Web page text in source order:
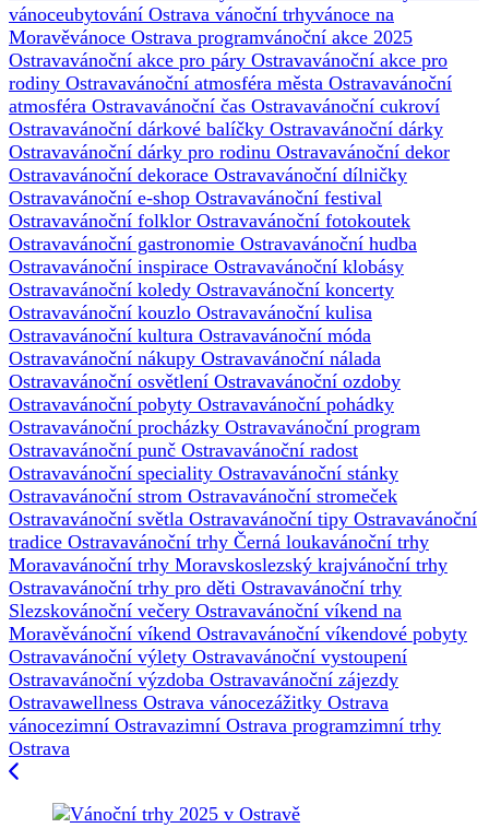
vánoceubytování Ostrava vánoční trhyvánoce na
Moravěvánoce Ostrava programvánoční akce 2025
Ostravavánoční akce pro páry Ostravavánoční akce pro
rodiny Ostravavánoční atmosféra města Ostravavánoční
atmosféra Ostravavánoční čas Ostravavánoční cukroví
Ostravavánoční dárkové balíčky Ostravavánoční dárky
Ostravavánoční dárky pro rodinu Ostravavánoční dekor
Ostravavánoční dekorace Ostravavánoční dílničky
Ostravavánoční e-shop Ostravavánoční festival
Ostravavánoční folklor Ostravavánoční fotokoutek
Ostravavánoční gastronomie Ostravavánoční hudba
Ostravavánoční inspirace Ostravavánoční klobásy
Ostravavánoční koledy Ostravavánoční koncerty
Ostravavánoční kouzlo Ostravavánoční kulisa
Ostravavánoční kultura Ostravavánoční móda
Ostravavánoční nákupy Ostravavánoční nálada
Ostravavánoční osvětlení Ostravavánoční ozdoby
Ostravavánoční pobyty Ostravavánoční pohádky
Ostravavánoční procházky Ostravavánoční program
Ostravavánoční punč Ostravavánoční radost
Ostravavánoční speciality Ostravavánoční stánky
Ostravavánoční strom Ostravavánoční stromeček
Ostravavánoční světla Ostravavánoční tipy Ostravavánoční
tradice Ostravavánoční trhy Černá loukavánoční trhy
Moravavánoční trhy Moravskoslezský krajvánoční trhy
Ostravavánoční trhy pro děti Ostravavánoční trhy
Slezskovánoční večery Ostravavánoční víkend na
Moravěvánoční víkend Ostravavánoční víkendové pobyty
Ostravavánoční výlety Ostravavánoční vystoupení
Ostravavánoční výzdoba Ostravavánoční zájezdy
Ostravawellness Ostrava vánocezážitky Ostrava
vánocezimní Ostravazimní Ostrava programzimní trhy
Ostrava
Navigace
příspěvku